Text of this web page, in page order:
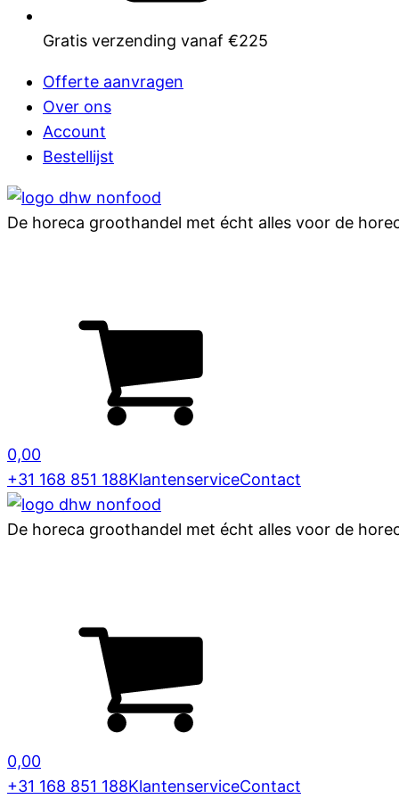
Gratis verzending vanaf €225
Offerte aanvragen
Over ons
Account
Bestellijst
De horeca groothandel met écht alles voor de
0,00
+31 168 851 188KlantenserviceContact
De horeca groothandel met écht alles voor de
0,00
+31 168 851 188KlantenserviceContact